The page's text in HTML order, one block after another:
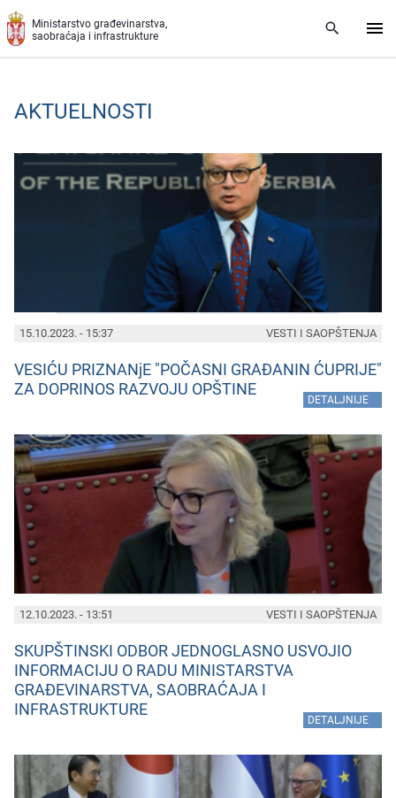
Preskoči na glavni deo sadržaja
Ministarstvo građevinarstva,
saobraćaja i infrastrukture
AKTUELNOSTI
15.10.2023. - 15:37
VESIĆU PRIZNANjE "POČASNI GRAĐANIN ĆUPRIJE"
ZA DOPRINOS RAZVOJU OPŠTINE
DETALJNIJE
VESTI I SAOPŠTENJA
12.10.2023. - 13:51
SKUPŠTINSKI ODBOR JEDNOGLASNO USVOJIO
INFORMACIJU O RADU MINISTARSTVA
GRAĐEVINARSTVA, SAOBRAĆAJA I
INFRASTRUKTURE
DETALJNIJE
VESTI I SAOPŠTENJA
PAGES